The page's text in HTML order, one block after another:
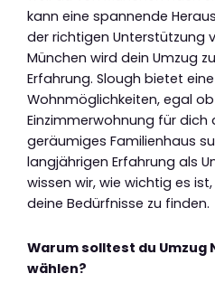
kann eine spannende
der richtigen Unterstützung
München wird dein Umzug
Erfahrung. Slough bietet
Wohnmöglichkeiten, egal
Einzimmerwohnung für dich
geräumiges Familienhaus
langjährigen Erfahrung als
wissen wir, wie wichtig es
deine Bedürfnisse zu finden.
Warum solltest du Umzug
wählen?